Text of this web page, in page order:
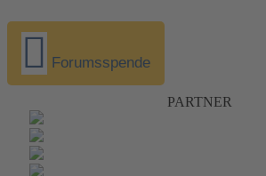
Forumsspende
PARTNER